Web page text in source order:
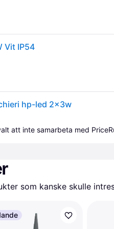
Vit IP54
hp-led 2x3w
att inte samarbeta med
som kanske skulle